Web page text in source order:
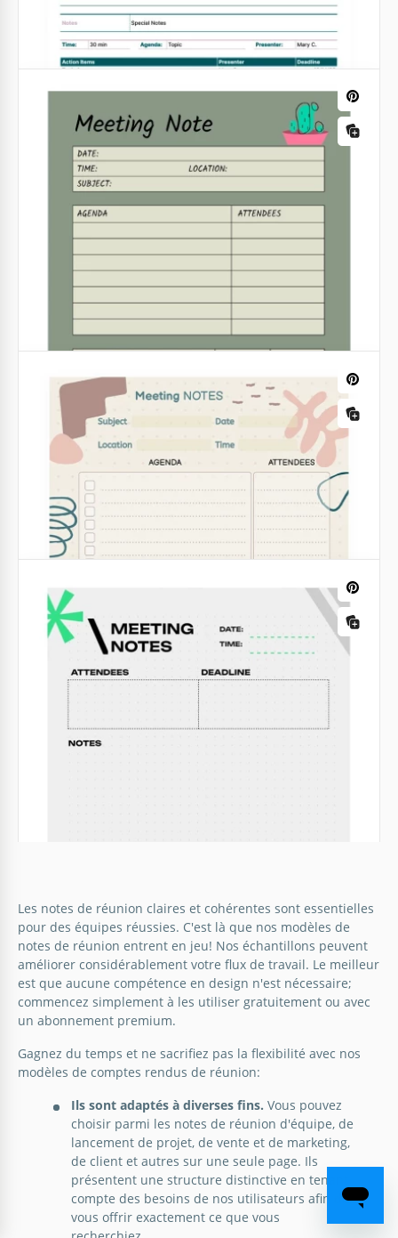
Avez-vous besoin de notifier de manière urgente
tous les étudiants au sujet des prochains examens,
des vacances ou d'autres nouvelles ?
Note de réunion verte et rose
Nous aimons vraiment cette combinaison de rose et
de vert. Cette fois-ci, nous l'avons utilisée pour créer
une belle note de réunion que tout le monde peut
utiliser gratuitement.
Google Sheets
Note de réunion basique
Notre modèle de note de réunion de base gratuit
vous aidera à garder un œil sur chaque détail
important lors de vos rencontres avec des clients ou
Notes de réunion beige
Google Docs
Note de réunion simple et grise
Le Simple Gray Meeting Note propre et minimaliste
offre un environnement sans distraction pour
prendre des notes et enregistrer les tâches à
Les notes de réunion claires et cohérentes sont essentielles
pour des équipes réussies. C'est là que nos modèles de
notes de réunion entrent en jeu! Nos échantillons peuvent
améliorer considérablement votre flux de travail. Le meilleur
est que aucune compétence en design n'est nécessaire;
commencez simplement à les utiliser gratuitement ou avec
un abonnement premium.
Gagnez du temps et ne sacrifiez pas la flexibilité avec nos
modèles de comptes rendus de réunion:
Ils sont adaptés à diverses fins. Vous pouvez
choisir parmi les notes de réunion d'équipe, de
lancement de projet, de vente et de marketing,
de client et autres sur une seule page. Ils
présentent une structure distinctive en tenant
compte des besoins de nos utilisateurs afin de
vous offrir exactement ce que vous